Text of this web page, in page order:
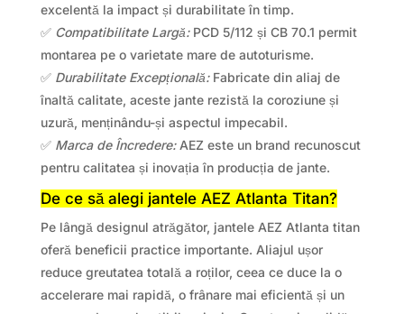
excelentă la impact și durabilitate în timp.
✅ Compatibilitate Largă:PCD 5/112 și CB 70.1 permit
montarea pe o varietate mare de autoturisme.
✅ Durabilitate Excepțională:Fabricate din aliaj de
înaltă calitate, aceste jante rezistă la coroziune și
uzură, menținându-și aspectul impecabil.
✅ Marca de Încredere:AEZ este un brand recunoscut
pentru calitatea și inovația în producția de jante.
De ce să alegi jantele AEZ Atlanta Titan?
Pe lângă designul atrăgător, jantele AEZ Atlanta titan
oferă beneficii practice importante. Aliajul ușor
reduce greutatea totală a roților, ceea ce duce la o
accelerare mai rapidă, o frânare mai eficientă și un